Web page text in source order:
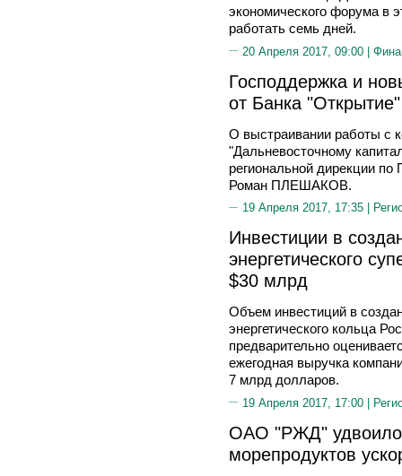
экономического форума в
работать семь дней.
20 Апреля 2017, 09:00 |
Господдержка и
от Банка "Открытие"
О выстраивании работы с
"Дальневосточному
региональной дирекции
Роман ПЛЕШАКОВ.
19 Апреля 2017, 17:35 |
Инвестиции в
энергетического
$30 млрд ​
Объем инвестиций в
энергетического кольца
предварительно
ежегодная выручка
7 млрд долларов.
19 Апреля 2017, 17:00 |
ОАО "РЖД" удвоило
морепродуктов